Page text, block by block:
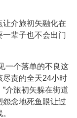
介旅初矢融化在
辈子也不会出门
一个落单的不良这
尽责的全天24小时
介旅初矢躲在街道
念地死鱼眼让过